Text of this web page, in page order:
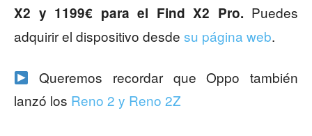
X2 y 1199€ para el Find X2 Pro. Puedes
adquirir el dispositivo desde su página web.
Queremos recordar que Oppo también
lanzó los Reno 2 y Reno 2Z